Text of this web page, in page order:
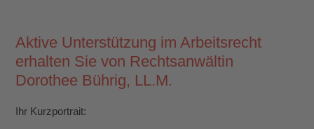
Aktive Unterstützung im Arbeitsrecht
erhalten Sie von Rechtsanwältin
Dorothee Bührig, LL.M.
Ihr Kurzportrait: